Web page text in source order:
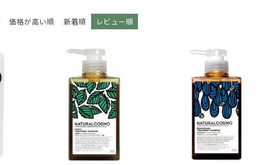
価格が高い順 新着順 レビュー順